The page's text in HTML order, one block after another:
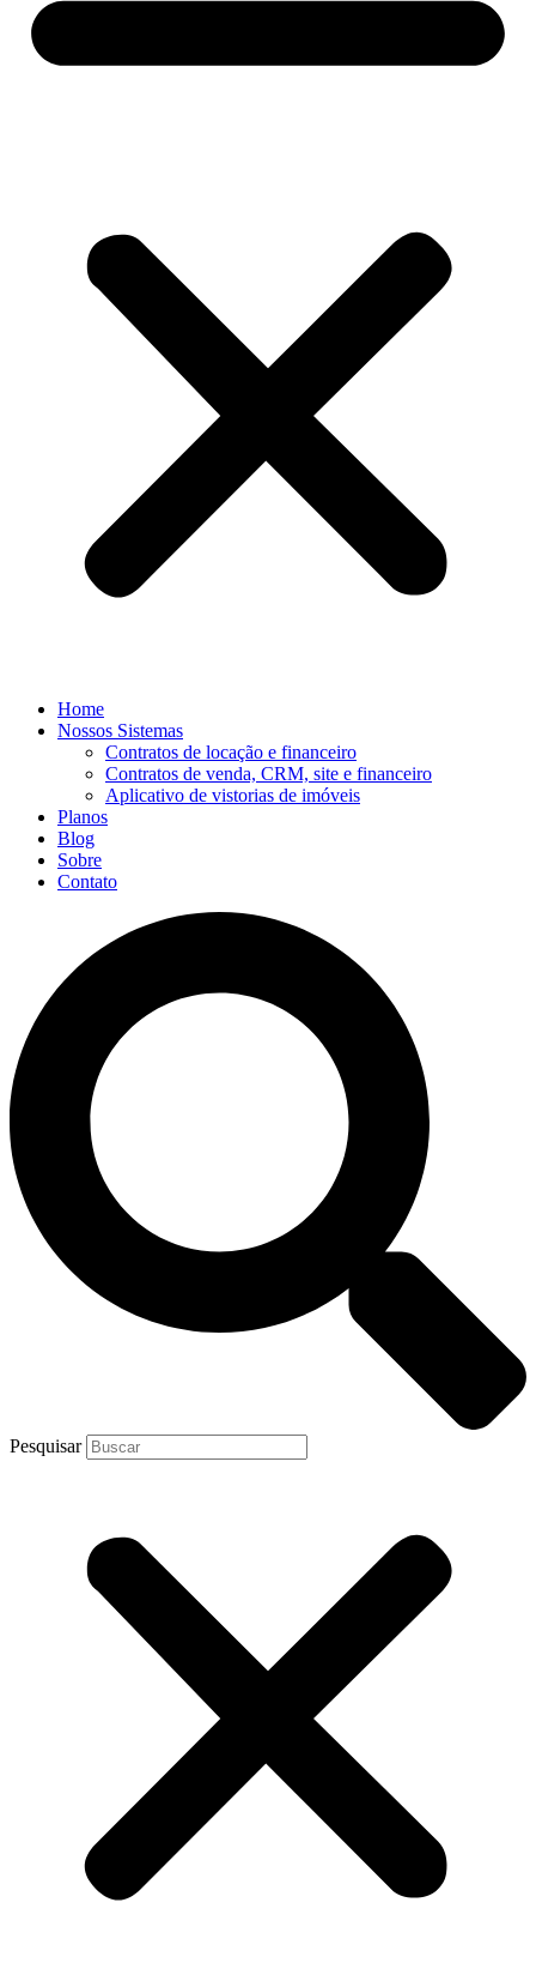
Home
Nossos Sistemas
Contratos de locação e financeiro
Contratos de venda, CRM, site e financeiro
Aplicativo de vistorias de imóveis
Planos
Blog
Sobre
Contato
Pesquisar